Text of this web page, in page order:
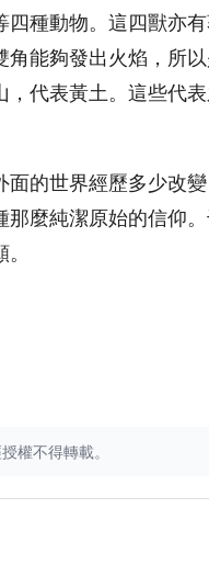
種動物。這四獸亦有
能夠發出火焰，所
代表黃土。這些代
的世界經歷多少改
麼純潔原始的信仰
權不得轉載。